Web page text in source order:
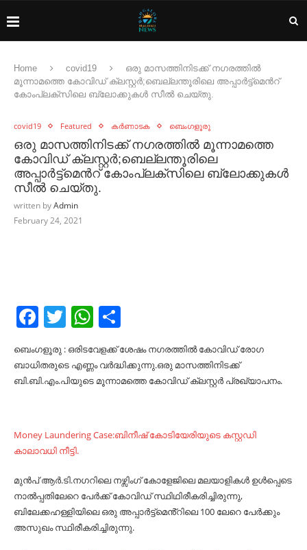
Home covid19
ഒരു മാസത്തിനിടക്ക് നഗരത്തിൽ
മൂന്നാമത്തെ കോവിഡ് ക്ലസ്റ്റർ;ബെല്ലന്തൂരിലെ അപ്പാർട്ട്മെൻറ്
കോംപ്ലക്സിലെ ബ്ലോക്കുകൾ സീൽ ചെയ്തു.
covid19 Featured കർണാടക ബെംഗളൂരു
ഒരു മാസത്തിനിടക്ക് നഗരത്തിൽ മൂന്നാമത്തെ
കോവിഡ് ക്ലസ്റ്റർ;ബെല്ലന്തൂരിലെ
അപ്പാർട്ട്മെൻറ് കോംപ്ലക്സിലെ ബ്ലോക്കുകൾ
സീൽ ചെയ്തു.
written byAdmin
February 24, 2021
Facebook
TwitterWhatsApp
ബെംഗളൂരു : ഒരിടവേളക്ക് ശേഷം നഗരത്തിൽ കോവിഡ് രോഗ
ബാധിതരുടെ എണ്ണം വർദ്ധിക്കുന്നു.ഒരു മാസത്തിനിടക്ക്
ബി.ബി.എം.പിയുടെ മൂന്നാമത്തെ കോവിഡ് ക്ലസ്റ്റർ പ്രഖ്യാപനം.
Money Laundering Case:ബിനീഷ് കോടിയേരിയുടെ കസ്റ്റഡി
കാലാവധി നീട്ടി.
മുൻപ് ആർ.ടി.നഗറിലെ നഴ്സിംഗ് കോളേജിലെ മലയാളികൾ ഉൾപ്പെടെ
നാൽപ്പതിലേറെ പേർക്ക് കോവിഡ് സ്ഥിഥിരീകരിച്ചിരുന്നു,
ബിലേക്കഹള്ളിയിലെ ഒരു അപ്പാർട്ട്മെൻ്റിലെ 100 ലേറെ പേർക്കും
അസുഖം സ്ഥിരീകരിച്ചിരുന്നു.